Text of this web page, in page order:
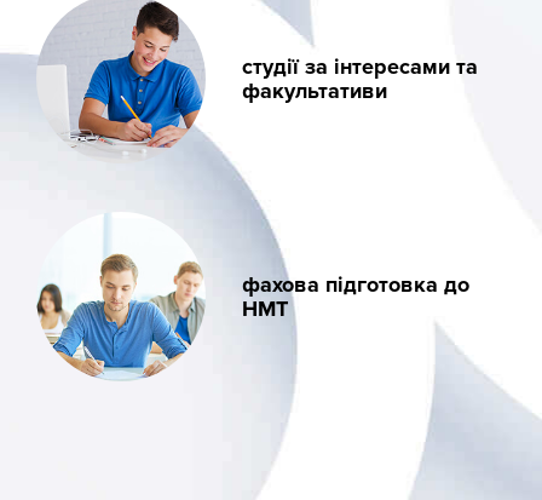
студії за інтересами та
факультативи
фахова підготовка до
НМТ